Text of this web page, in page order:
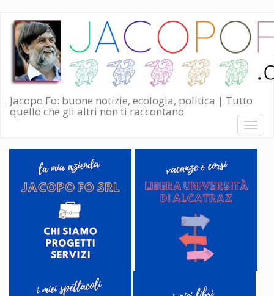
Salta
contenuto
principale
Jacopo Fo: buone notizie, ecologia, politica | Tutto
quello che gli altri non ti raccontano
Toggle